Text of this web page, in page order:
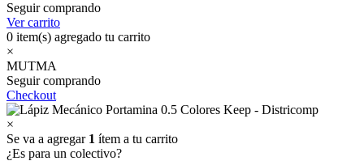
Seguir comprando
Ver carrito
0 item(s) agregado tu carrito
×
MUTMA
Seguir comprando
Checkout
×
Se va a agregar 1 ítem a tu carrito
¿Es para un colectivo?